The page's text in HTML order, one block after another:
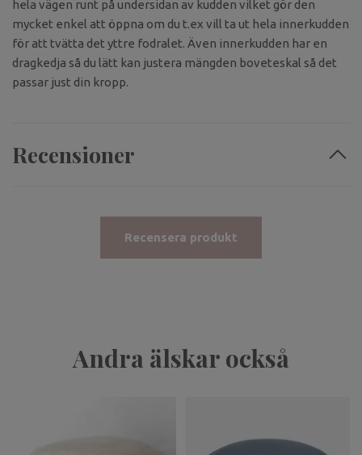
hela vägen runt på undersidan av kudden vilket gör den
mycket enkel att öppna om du t.ex vill ta ut hela innerkudden
för att tvätta det yttre fodralet. Även innerkudden har en
dragkedja så du lätt kan justera mängden boveteskal så det
passar just din kropp.
Recensioner
Recensera produkt
Andra älskar också